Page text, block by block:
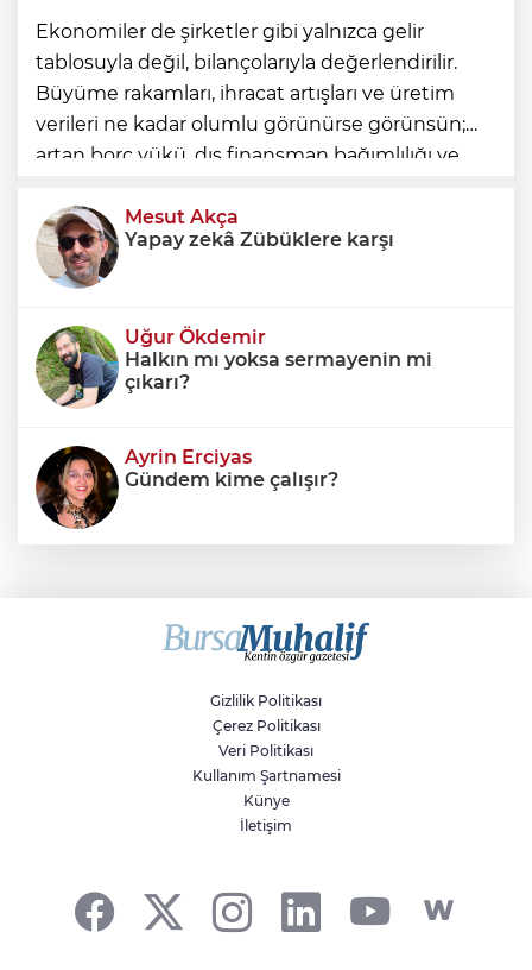
Ekonomiler de şirketler gibi yalnızca gelir
tablosuyla değil, bilançolarıyla değerlendirilir.
Büyüme rakamları, ihracat artışları ve üretim
verileri ne kadar olumlu görünürse görünsün;
artan borç yükü, dış finansman bağımlılığı ve
alınmadığında ortaya eksik
Mesut Akça
Yapay zekâ Zübüklere karşı
Uğur Ökdemir
Halkın mı yoksa sermayenin mi
çıkarı?
Ayrin Erciyas
Gündem kime çalışır?
Savaşların gölgesinde engellilik,
doğa ve kaybedilen gelecek
Gizlilik Politikası
Çerez Politikası
Veri Politikası
Kullanım Şartnamesi
Künye
İletişim